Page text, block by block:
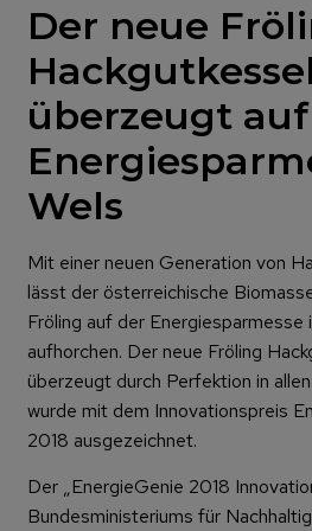
Der neue
überzeugt
Wels
Mit einer neuen Generation von
lässt der österreichische
Fröling auf der Energiesparmesse
aufhorchen. Der neue Fröling
überzeugt durch Perfektion in
wurde mit dem Innovationspreis
2018 ausgezeichnet.
Der „EnergieGenie 2018
Bundesministeriums für